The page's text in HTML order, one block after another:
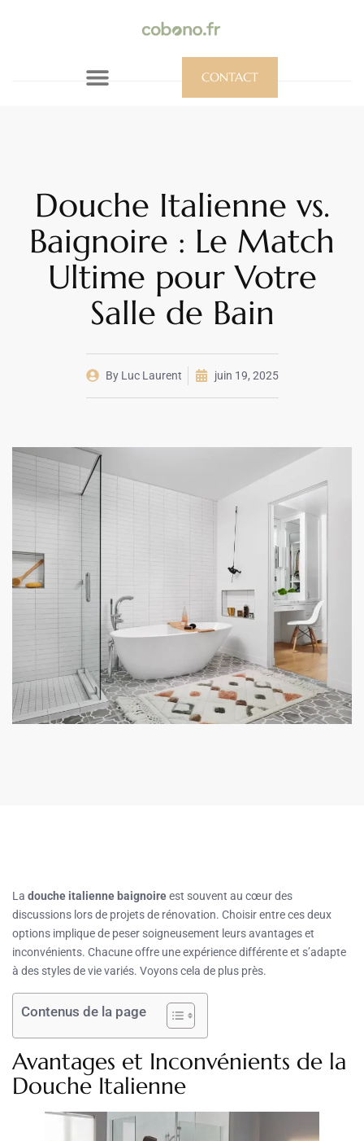
CONTACT
Douche Italienne vs.
Baignoire : Le Match
Ultime pour Votre
Salle de Bain
ByLuc Laurent juin 19, 2025
La douche italienne baignoireest souvent au cœur des
discussions lors de projets de rénovation. Choisir entre ces deux
options implique de peser soigneusement leurs avantages et
inconvénients. Chacune offre une expérience différente et s’adapte
à des styles de vie variés. Voyons cela de plus près.
Contenus de la page
Avantages et Inconvénients de la
Douche Italienne